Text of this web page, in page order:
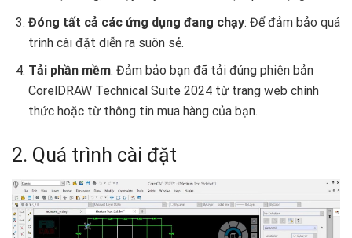
Đóng tất cả các ứng dụng đang chạy: Để đảm bảo quá
trình cài đặt diễn ra suôn sẻ.
Tải phần mềm: Đảm bảo bạn đã tải đúng phiên bản
CorelDRAW Technical Suite 2024 từ trang web chính
thức hoặc từ thông tin mua hàng của bạn.
2. Quá trình cài đặt